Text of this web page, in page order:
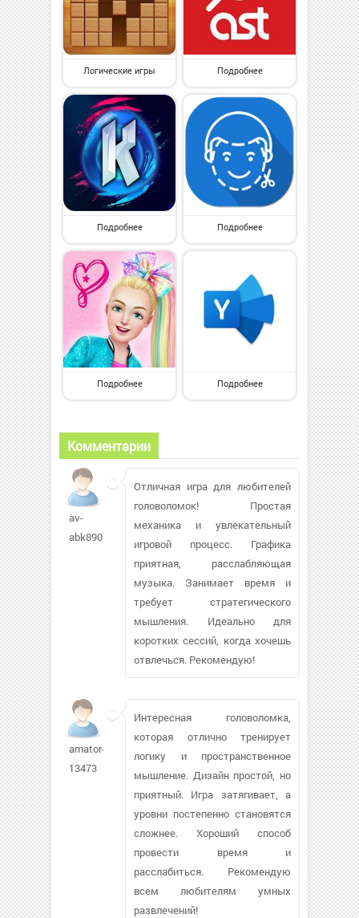
Логические игры Подробнее
Подробнее Подробнее
Подробнее Подробнее
Комментарии
av-
abk890
Отличная игра для любителей
головоломок! Простая
механика и увлекательный
игровой процесс. Графика
приятная, расслабляющая
музыка. Занимает время и
требует стратегического
мышления. Идеально для
коротких сессий, когда хочешь
отвлечься. Рекомендую!
amator-
13473
Интересная головоломка,
которая отлично тренирует
логику и пространственное
мышление. Дизайн простой, но
приятный. Игра затягивает, а
уровни постепенно становятся
сложнее. Хороший способ
провести время и
расслабиться. Рекомендую
всем любителям умных
развлечений!